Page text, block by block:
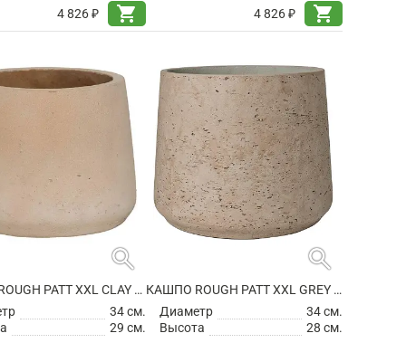
4 826 ₽
shopping_cart
4 826 ₽
shopping_cart
search
КАШПО ROUGH PATT XXL CLAY WASHED
34 см.
29 см.
search
КАШПО ROUGH PATT XXL GREY WASHED
Диаметр
34 см.
Высота
28 см.